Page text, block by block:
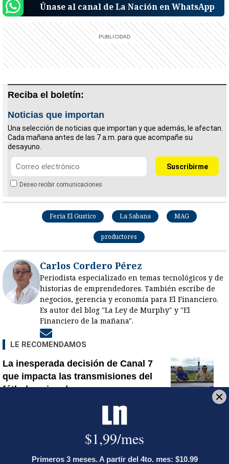
Únase al canal de La Nación en WhatsApp
Reciba el boletín:
Noticias que importan
Una selección de noticias que importan y que además, le afectan.
Cada mañana antes de las 7 a.m. para que acompañe su
desayuno.
Deseo recibir comunicaciones
Feria El Gustico La Sabana MAG
productores
Carlos Cordero Pérez
Periodista especializado en temas tecnológicos y de
historias de emprendedores. También escribe de
negocios, gerencia y economía para El Financiero.
Es autor del blog "La Ley de Murphy" y "El
Financiero de la mañana".
LE RECOMENDAMOS
La inesperada decisión de Canal 7
que impacta las transmisiones del
fútbol nacional
La FIFA pasa al contragolpe y lanza
sorprendente comunicado en medio
de las presiones contra Infantino